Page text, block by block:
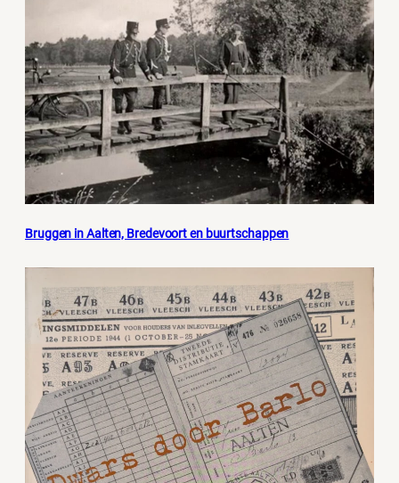
Bruggen in Aalten, Bredevoort en buurtschappen